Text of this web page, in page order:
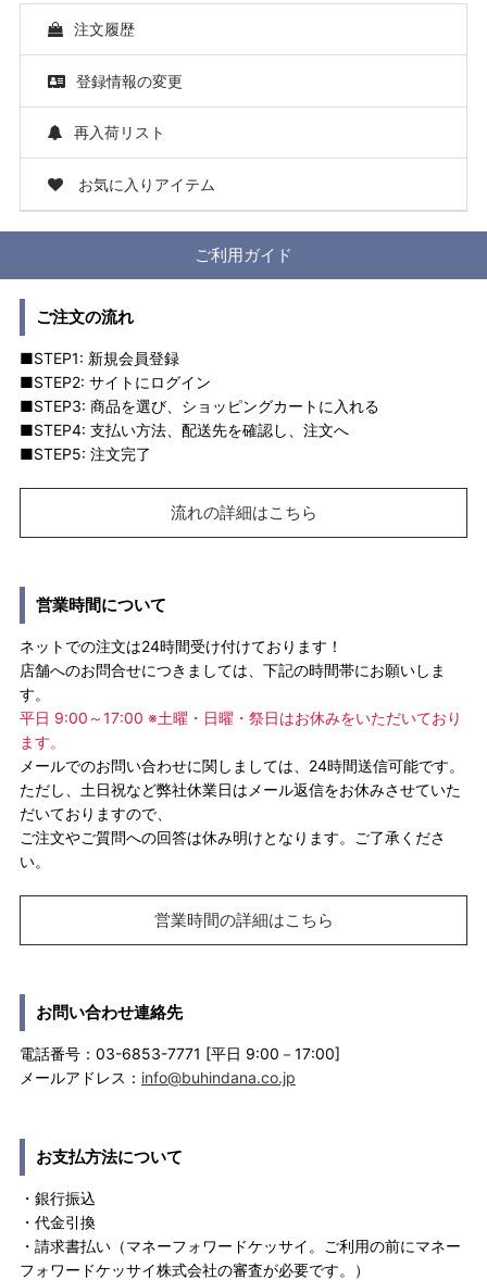
注文履歴
登録情報の変更
再入荷リスト
お気に入りアイテム
ご利用ガイド
ご注文の流れ
■STEP1: 新規会員登録
■STEP2: サイトにログイン
■STEP3: 商品を選び、ショッピングカートに入れる
■STEP4: 支払い方法、配送先を確認し、注文へ
■STEP5: 注文完了
流れの詳細はこちら
営業時間について
ネットでの注文は24時間受け付けております！
店舗へのお問合せにつきましては、下記の時間帯にお願いしま
す。
平日 9:00～17:00 ※土曜・日曜・祭日はお休みをいただいており
ます。
メールでのお問い合わせに関しましては、24時間送信可能です。
ただし、土日祝など弊社休業日はメール返信をお休みさせていた
だいておりますので、
ご注文やご質問への回答は休み明けとなります。ご了承くださ
い。
営業時間の詳細はこちら
お問い合わせ連絡先
電話番号：03-6853-7771 [平日 9:00－17:00]
メールアドレス： info@buhindana.co.jp
お支払方法について
・銀行振込
・代金引換
・請求書払い（マネーフォワードケッサイ。ご利用の前にマネー
フォワードケッサイ株式会社の審査が必要です。）